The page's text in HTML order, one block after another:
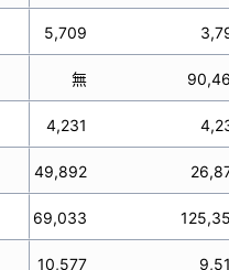
5,709
無
4,231
49,892
69,033
10,577